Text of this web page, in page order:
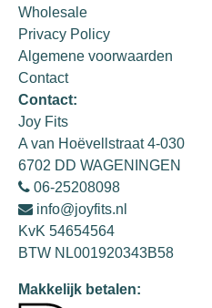
Wholesale
Privacy Policy
Algemene voorwaarden
Contact
Contact:
Joy Fits
A van Hoëvellstraat 4-030
6702 DD WAGENINGEN
06-25208098
info@joyfits.nl
KvK 54654564
BTW NL001920343B58
Makkelijk betalen: